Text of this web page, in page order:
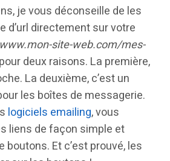
je vous déconseille de les
d’url directement sur votre
www.mon-site-web.com/mes-
deux raisons. La première,
La deuxième, c’est un
les boîtes de messagerie.
logiciels emailing, vous
liens de façon simple et
boutons. Et c’est prouvé, les